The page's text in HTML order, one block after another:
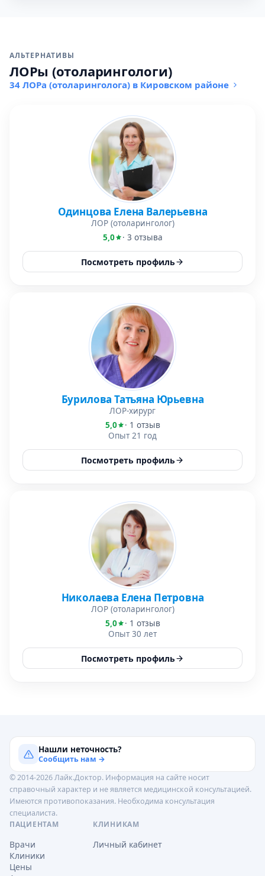
АЛЬТЕРНАТИВЫ
ЛОРы (отоларингологи)
34 ЛОРа (отоларинголога) в Кировском районе
Одинцова Елена Валерьевна
ЛОР (отоларинголог)
5,0
· 3 отзыва
Посмотреть профиль
Бурилова Татьяна Юрьевна
ЛОР-хирург
5,0
· 1 отзыв
Опыт 21 год
Посмотреть профиль
Николаева Елена Петровна
ЛОР (отоларинголог)
5,0
· 1 отзыв
Опыт 30 лет
Посмотреть профиль
Нашли неточность?
Сообщить нам →
© 2014-2026 Лайк.Доктор. Информация на сайте носит
справочный характер и не является медицинской консультацией.
Имеются противопоказания. Необходима консультация
специалиста.
ПАЦИЕНТАМ
Врачи
Клиники
Цены
КЛИНИКАМ
Личный кабинет